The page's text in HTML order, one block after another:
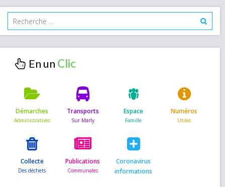
En un
Démarches Transports Espace Numéros
Collecte Publications
Coronavirus
informations